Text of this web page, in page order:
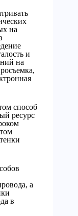
на
и
на
способ
ресурс
а
в